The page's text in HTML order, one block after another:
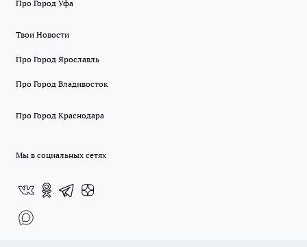
Про Город Уфа
Твои Новости
Про Город Ярославль
Про Город Владивосток
Про Город Краснодара
Мы в социальных сетях